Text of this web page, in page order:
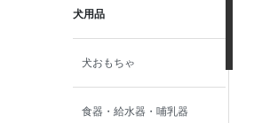
犬用品
犬おもちゃ
食器・給水器・哺乳器